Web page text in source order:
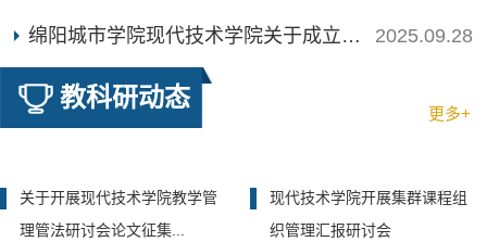
2025.09.28
教科研动态
更多+
关于开展现代技术学院教学管
理管法研讨会论文征集...
现代技术学院开展集群课程组
织管理汇报研讨会